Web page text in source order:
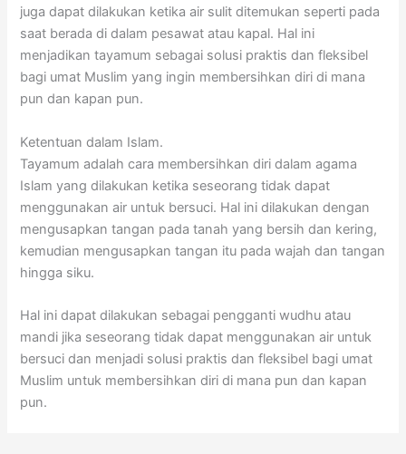
juga dapat dilakukan ketika air sulit ditemukan seperti pada
saat berada di dalam pesawat atau kapal. Hal ini
menjadikan tayamum sebagai solusi praktis dan fleksibel
bagi umat Muslim yang ingin membersihkan diri di mana
pun dan kapan pun.
Ketentuan dalam Islam.
Tayamum adalah cara membersihkan diri dalam agama
Islam yang dilakukan ketika seseorang tidak dapat
menggunakan air untuk bersuci. Hal ini dilakukan dengan
mengusapkan tangan pada tanah yang bersih dan kering,
kemudian mengusapkan tangan itu pada wajah dan tangan
hingga siku.
Hal ini dapat dilakukan sebagai pengganti wudhu atau
mandi jika seseorang tidak dapat menggunakan air untuk
bersuci dan menjadi solusi praktis dan fleksibel bagi umat
Muslim untuk membersihkan diri di mana pun dan kapan
pun.